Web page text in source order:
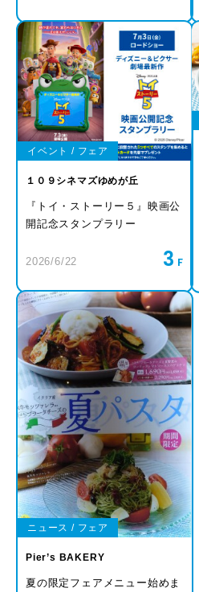
イベント / フェア
１０９シネマズゆめが丘
『トイ・ストーリー５』映画公
開記念スタンプラリー
2026/6/22 3
ニュース / フェア
Pier’s BAKERY
夏の限定フェアメニュー始めま